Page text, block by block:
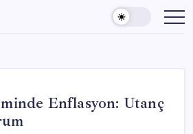
Enflasyon: Utanç